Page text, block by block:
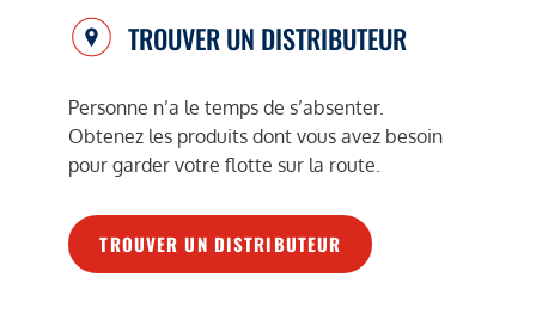
TROUVER UN DISTRIBUTEUR
Personne n’a le temps de s’absenter.
Obtenez les produits dont vous avez besoin
pour garder votre flotte sur la route.
TROUVER UN DISTRIBUTEUR